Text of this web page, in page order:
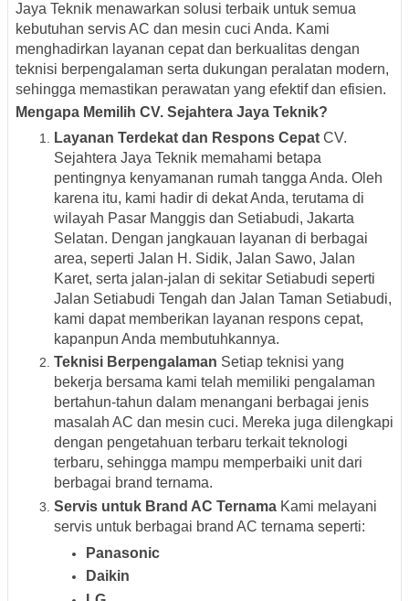
Jaya Teknik menawarkan solusi terbaik untuk semua
kebutuhan servis AC dan mesin cuci Anda. Kami
menghadirkan layanan cepat dan berkualitas dengan
teknisi berpengalaman serta dukungan peralatan modern,
sehingga memastikan perawatan yang efektif dan efisien.
Mengapa Memilih CV. Sejahtera Jaya Teknik?
Layanan Terdekat dan Respons Cepat CV.
Sejahtera Jaya Teknik memahami betapa
pentingnya kenyamanan rumah tangga Anda. Oleh
karena itu, kami hadir di dekat Anda, terutama di
wilayah Pasar Manggis dan Setiabudi, Jakarta
Selatan. Dengan jangkauan layanan di berbagai
area, seperti Jalan H. Sidik, Jalan Sawo, Jalan
Karet, serta jalan-jalan di sekitar Setiabudi seperti
Jalan Setiabudi Tengah dan Jalan Taman Setiabudi,
kami dapat memberikan layanan respons cepat,
kapanpun Anda membutuhkannya.
Teknisi Berpengalaman Setiap teknisi yang
bekerja bersama kami telah memiliki pengalaman
bertahun-tahun dalam menangani berbagai jenis
masalah AC dan mesin cuci. Mereka juga dilengkapi
dengan pengetahuan terbaru terkait teknologi
terbaru, sehingga mampu memperbaiki unit dari
berbagai brand ternama.
Servis untuk Brand AC Ternama Kami melayani
servis untuk berbagai brand AC ternama seperti:
Panasonic
Daikin